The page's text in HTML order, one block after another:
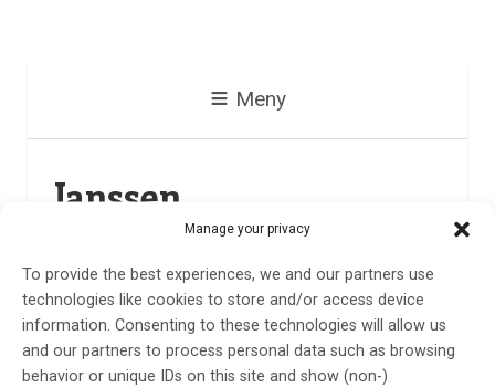
Manage your privacy
To provide the best experiences, we and our partners use
technologies like cookies to store and/or access device
information. Consenting to these technologies will allow us
and our partners to process personal data such as browsing
behavior or unique IDs on this site and show (non-)
Meny
Janssen
Ponvory ingår i
högkostnadsskyddet vid MS
Av